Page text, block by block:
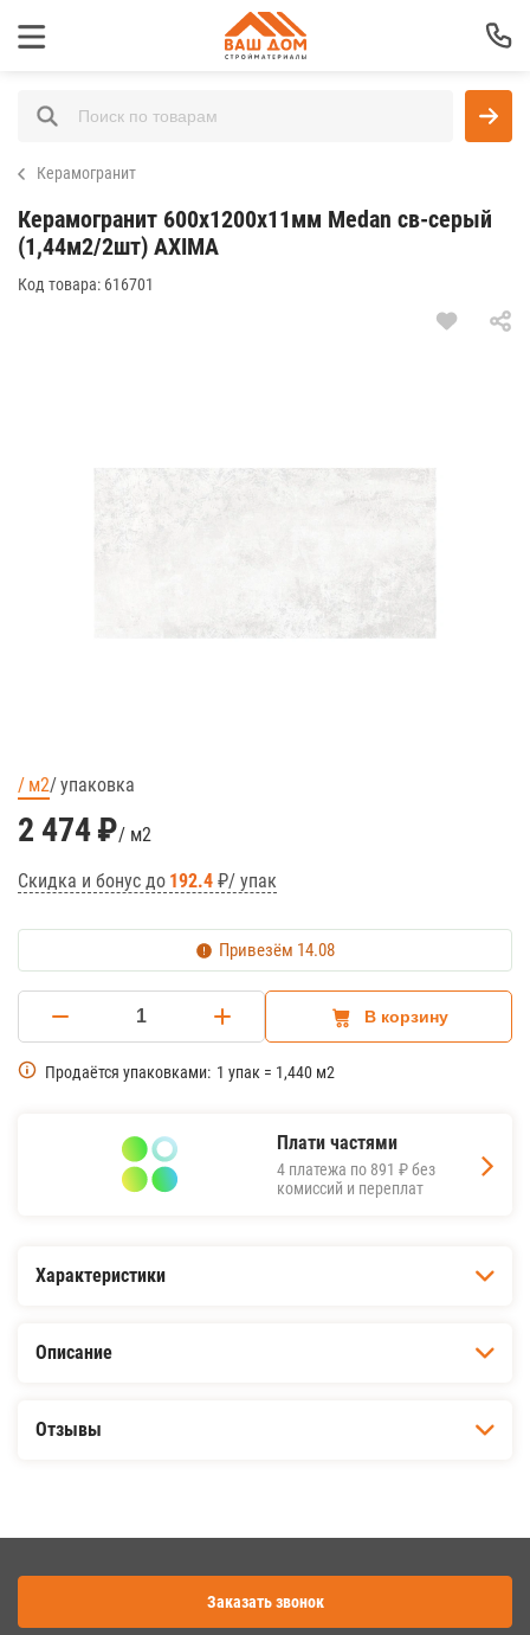
Керамогранит
Керамогранит 600х1200х11мм Medan св-серый
(1,44м2/2шт) AXIMA
Код товара: 616701
упаковка
м2
2 474₽/ м2
Скидка и бонус до 192.4 ₽/ упак
Привезём 14.08
В корзину
Продаётся упаковками: 1 упак = 1,440 м2
Плати частями
4 платежа по 891 ₽без
комиссий и переплат
Характеристики
Описание
Отзывы
Заказать звонок